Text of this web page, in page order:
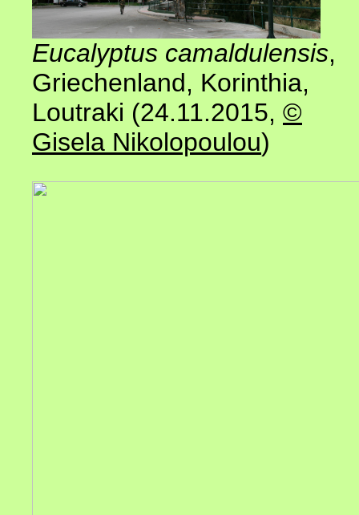
Eucalyptus camaldulensis,
Griechenland, Korinthia,
Loutraki (24.11.2015, ©
Gisela Nikolopoulou)